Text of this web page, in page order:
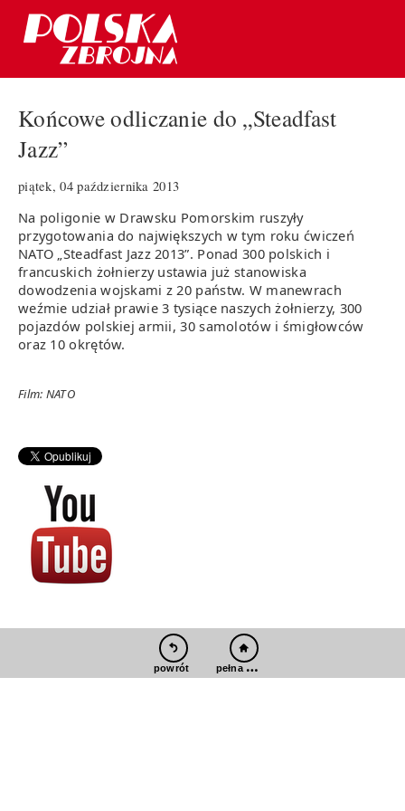
Końcowe odliczanie do „Steadfast
Jazz”
piątek, 04 października 2013
Na poligonie w Drawsku Pomorskim ruszyły
przygotowania do największych w tym roku ćwiczeń
NATO „Steadfast Jazz 2013”. Ponad 300 polskich i
francuskich żołnierzy ustawia już stanowiska
dowodzenia wojskami z 20 państw. W manewrach
weźmie udział prawie 3 tysiące naszych żołnierzy, 300
pojazdów polskiej armii, 30 samolotów i śmigłowców
oraz 10 okrętów.
Film: NATO
powrót pełna wersja